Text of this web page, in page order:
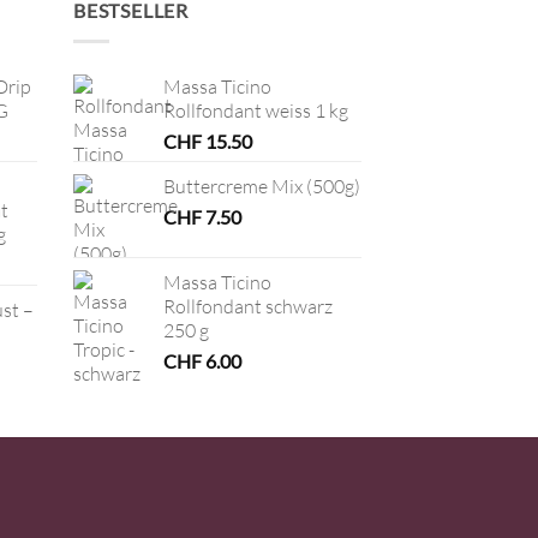
–
BESTSELLER
Massa Ticino
Rollfondant weiss 1 kg
CHF15.50
Buttercreme Mix (500g)
CHF7.50
Massa Ticino
Rollfondant schwarz
250 g
CHF6.00